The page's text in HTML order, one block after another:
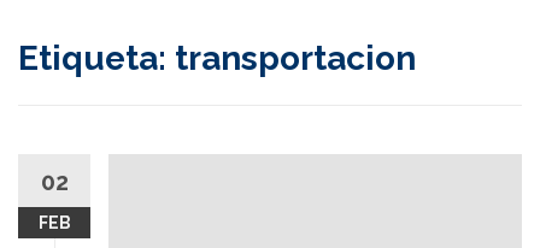
Etiqueta: transportacion
02
FEB